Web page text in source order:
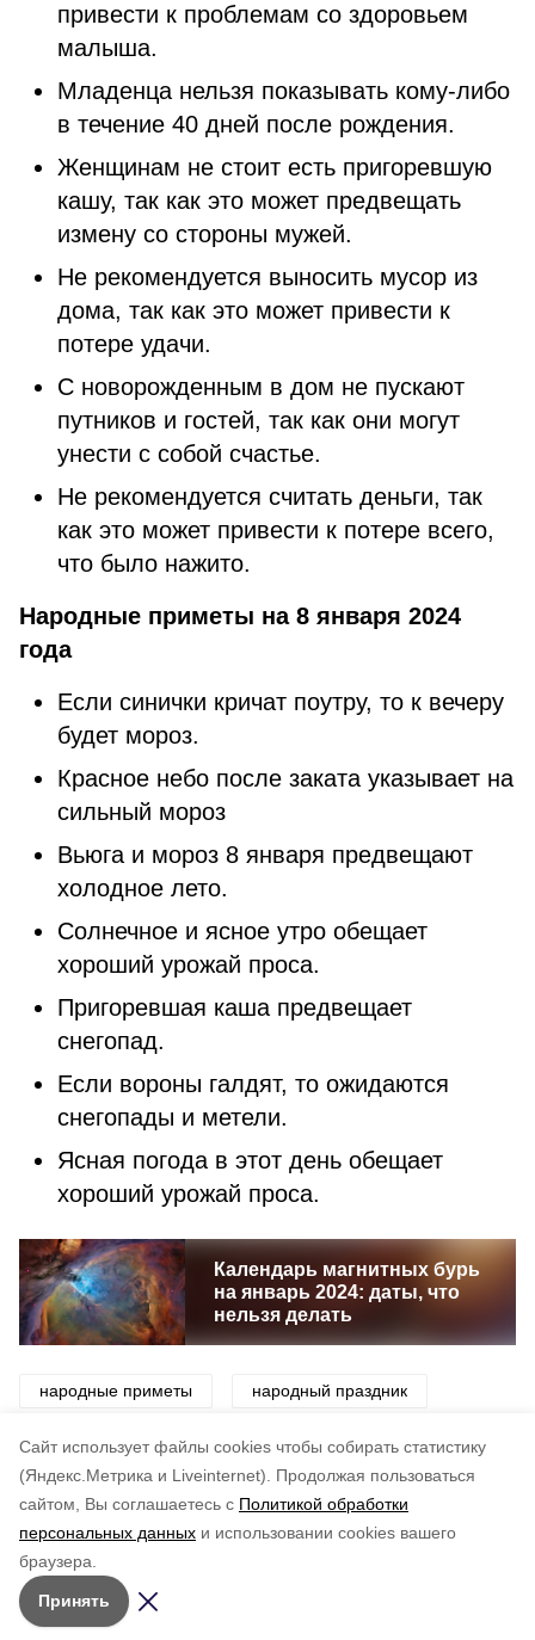
Cайт использует файлы cookies чтобы собирать статистику
(Яндекс.Метрика и Liveinternet).
Продолжая пользоваться
сайтом, Вы соглашаетесь с Политикой обработки
персональных данных и использовании cookies вашего
браузера.
Принять
привести к проблемам со здоровьем
малыша.
Младенца нельзя показывать кому-либо
в течение 40 дней после рождения.
Женщинам не стоит есть пригоревшую
кашу, так как это может предвещать
измену со стороны мужей.
Не рекомендуется выносить мусор из
дома, так как это может привести к
потере удачи.
С новорожденным в дом не пускают
путников и гостей, так как они могут
унести с собой счастье.
Не рекомендуется считать деньги, так
как это может привести к потере всего,
что было нажито.
Народные приметы на 8 января 2024
года
Если синички кричат поутру, то к вечеру
будет мороз.
Красное небо после заката указывает на
сильный мороз
Вьюга и мороз 8 января предвещают
холодное лето.
Солнечное и ясное утро обещает
хороший урожай проса.
Пригоревшая каша предвещает
снегопад.
Если вороны галдят, то ожидаются
снегопады и метели.
Ясная погода в этот день обещает
хороший урожай проса.
Календарь магнитных бурь
на январь 2024: даты, что
нельзя делать
народные приметы народный праздник
приметы праздник погода
по оценке
5